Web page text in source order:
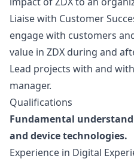
Liaise with Customer
engage with customers
value in ZDX during and
Lead projects with and
manager.
Qualifications
Fundamental
and device technologies.
Experience in Digital